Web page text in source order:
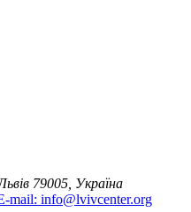
79005, Україна
mail: info@lvivcenter.org